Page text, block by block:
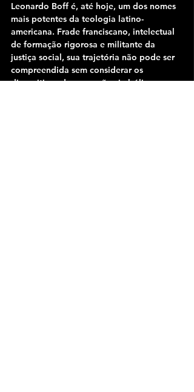
Leonardo Boff é, até hoje, um dos nomes
mais potentes da teologia latino-
americana. Frade franciscano, intelectual
de formação rigorosa e militante da
justiça social, sua trajetória não pode ser
compreendida sem considerar os
dispositivos de repressão simbólica e